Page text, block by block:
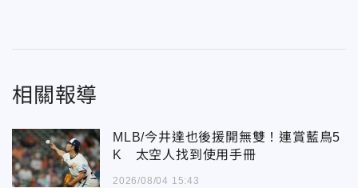
相關報導
MLB/今井達也後援開無雙！連賞藍鳥5
K 太空人找到使用手冊
2026/08/04 15:43